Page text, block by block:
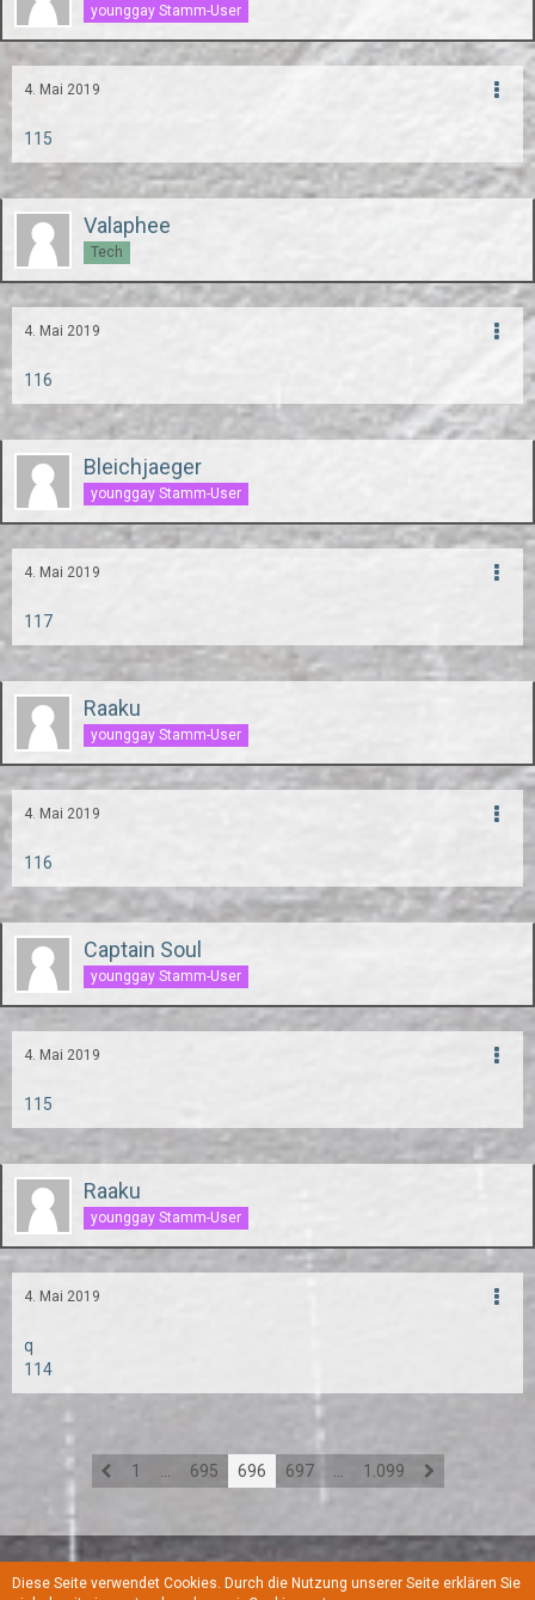
younggay Stamm-User
4. Mai 2019
115
Valaphee
Tech
4. Mai 2019
116
Bleichjaeger
younggay Stamm-User
4. Mai 2019
117
Raaku
younggay Stamm-User
4. Mai 2019
116
Captain Soul
younggay Stamm-User
4. Mai 2019
115
Raaku
younggay Stamm-User
4. Mai 2019
q
114
1 695 696 697 1.099
Diese Seite verwendet Cookies. Durch die Nutzung unserer Seite erklären Sie